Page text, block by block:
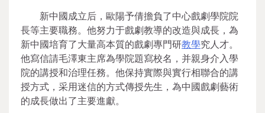
新中國成立后，歐陽予倩擔負了中心戲劇學院院
長等主要職務。他努力于戲劇教導的改造與成長，為
新中國培育了大量高本質的戲劇專門研教學究人才。
他寫信請毛澤東主席為學院題寫校名，并親身介入學
院的講授和治理任務。他保持實際與實行相聯合的講
授方式，采用迷信的方式傳授先生，為中國戲劇藝術
的成長做出了主要進獻。